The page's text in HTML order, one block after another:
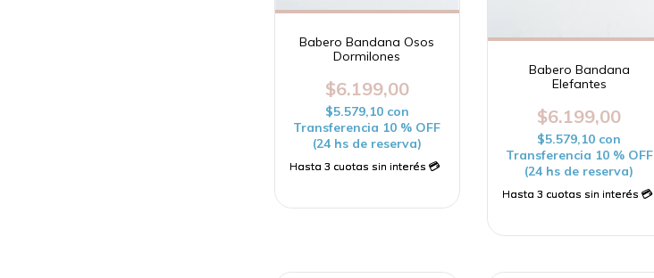
Babero Bandana Osos
Dormilones
$6.199,00
$5.579,10 con
Transferencia 10 % OFF
(24 hs de reserva)
Babero Bandana
Elefantes
$6.199,00
$5.579,10 con
Transferencia 10 % OFF
(24 hs de reserva)